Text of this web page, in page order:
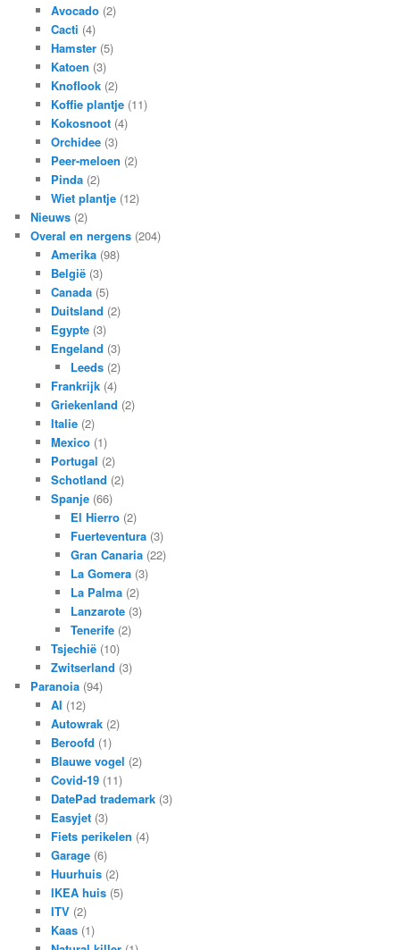
Avocado(2)
Cacti (4)
Hamster(5)
Katoen (3)
Knoflook(2)
Koffie plantje(11)
Kokosnoot(4)
Orchidee(3)
Peer-meloen (2)
Pinda(2)
Wiet plantje(12)
Nieuws (2)
Overal en nergens (204)
Amerika(98)
België(3)
Canada(5)
Duitsland (2)
Egypte(3)
Engeland (3)
Leeds (2)
Frankrijk(4)
Griekenland (2)
Italie(2)
Mexico(1)
Portugal (2)
Schotland (2)
Spanje(66)
El Hierro (2)
Fuerteventura (3)
Gran Canaria (22)
La Gomera (3)
La Palma (2)
Lanzarote (3)
Tenerife (2)
Tsjechië(10)
Zwitserland (3)
Paranoia (94)
AI (12)
Autowrak(2)
Beroofd (1)
Blauwe vogel (2)
Covid-19(11)
DatePad trademark(3)
Easyjet(3)
Fiets perikelen (4)
Garage(6)
Huurhuis(2)
IKEA huis(5)
ITV(2)
Kaas(1)